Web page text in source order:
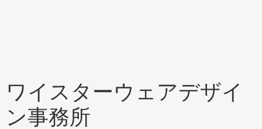
ワイスターウェアデザイ
ン事務所